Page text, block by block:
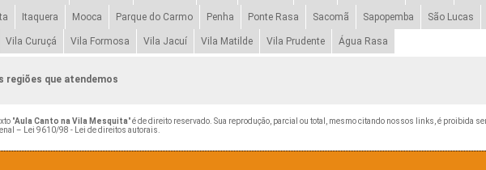
Itaquera Mooca Parque do Carmo Penha Ponte Rasa Sacomã Sapopemba São Lucas
Vila Curuçá Vila Formosa Vila Jacuí Vila Matilde Vila Prudente Água Rasa
regiões que atendemos
"Aula Canto na Vila Mesquita" é de direito reservado. Sua reprodução, parcial ou total, mesmo citando nossos links, é proibida
– Lei 9610/98 - Lei de direitos autorais.